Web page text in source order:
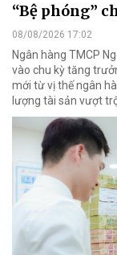
“Bệ phóng”
08/08/2026 17:02
Ngân hàng TMCP
vào chu kỳ tăng
mới từ vị thế ngân
lượng tài sản vượt